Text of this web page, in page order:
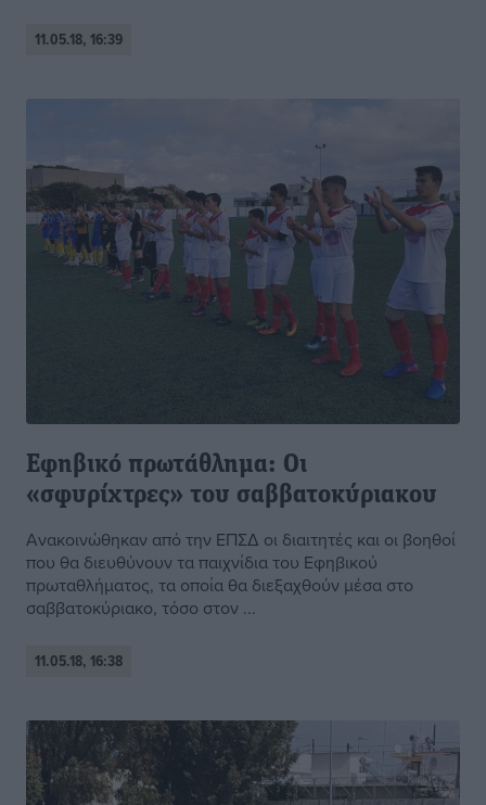
11.05.18, 16:39
Εφηβικό πρωτάθλημα: Οι
«σφυρίχτρες» του σαββατοκύριακου
Ανακοινώθηκαν από την ΕΠΣΔ οι διαιτητές και οι βοηθοί
που θα διευθύνουν τα παιχνίδια του Εφηβικού
πρωταθλήματος, τα οποία θα διεξαχθούν μέσα στο
σαββατοκύριακο, τόσο στον ...
11.05.18, 16:38